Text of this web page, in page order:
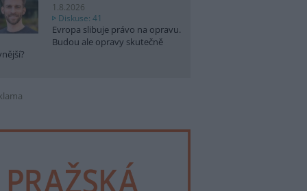
1.8.2026
Diskuse: 41
Evropa slibuje právo na opravu.
Budou ale opravy skutečně